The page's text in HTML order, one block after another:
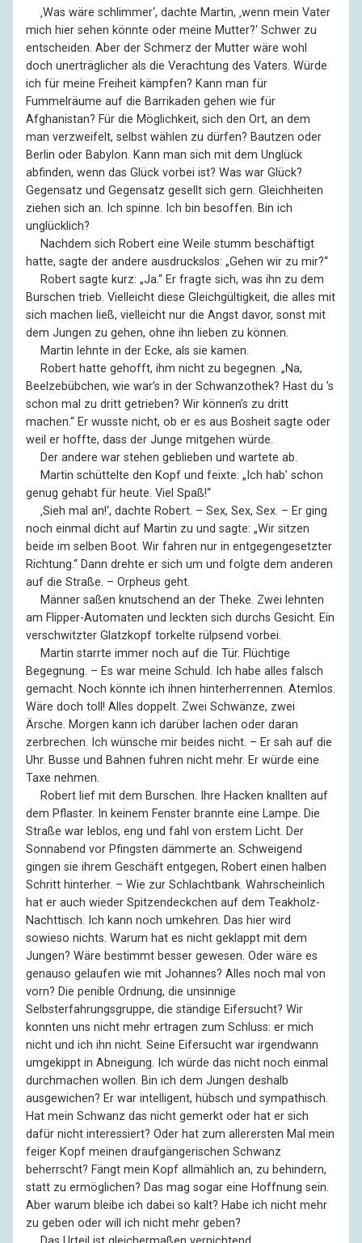
‚Was wäre schlimmer‘, dachte Martin, ‚wenn mein Vater
mich hier sehen könnte oder meine Mutter?‘ Schwer zu
entscheiden. Aber der Schmerz der Mutter wäre wohl
doch unerträglicher als die Verachtung des Vaters. Würde
ich für meine Freiheit kämpfen? Kann man für
Fummelräume auf die Barrikaden gehen wie für
Afghanistan? Für die Möglichkeit, sich den Ort, an dem
man verzweifelt, selbst wählen zu dürfen? Bautzen oder
Berlin oder Babylon. Kann man sich mit dem Unglück
abfinden, wenn das Glück vorbei ist? Was war Glück?
Gegensatz und Gegensatz gesellt sich gern. Gleichheiten
ziehen sich an. Ich spinne. Ich bin besoffen. Bin ich
unglücklich?
Nachdem sich Robert eine Weile stumm beschäftigt
hatte, sagte der andere ausdruckslos: „Gehen wir zu mir?“
Robert sagte kurz: „Ja.“ Er fragte sich, was ihn zu dem
Burschen trieb. Vielleicht diese Gleichgültigkeit, die alles mit
sich machen ließ, vielleicht nur die Angst davor, sonst mit
dem Jungen zu gehen, ohne ihn lieben zu können.
Martin lehnte in der Ecke, als sie kamen.
Robert hatte gehofft, ihm nicht zu begegnen. „Na,
Beelzebübchen, wie war’s in der Schwanzothek? Hast du ’s
schon mal zu dritt getrieben? Wir können’s zu dritt
machen.“ Er wusste nicht, ob er es aus Bosheit sagte oder
weil er hoffte, dass der Junge mitgehen würde.
Der andere war stehen geblieben und wartete ab.
Martin schüttelte den Kopf und feixte: „Ich hab’ schon
genug gehabt für heute. Viel Spaß!“
‚Sieh mal an!‘, dachte Robert. – Sex, Sex, Sex. – Er ging
noch einmal dicht auf Martin zu und sagte: „Wir sitzen
beide im selben Boot. Wir fahren nur in entgegengesetzter
Richtung.“ Dann drehte er sich um und folgte dem anderen
auf die Straße. – Orpheus geht.
Männer saßen knutschend an der Theke. Zwei lehnten
am Flipper-Automaten und leckten sich durchs Gesicht. Ein
verschwitzter Glatzkopf torkelte rülpsend vorbei.
Martin starrte immer noch auf die Tür. Flüchtige
Begegnung. – Es war meine Schuld. Ich habe alles falsch
gemacht. Noch könnte ich ihnen hinterherrennen. Atemlos.
Wäre doch toll! Alles doppelt. Zwei Schwänze, zwei
Ärsche. Morgen kann ich darüber lachen oder daran
zerbrechen. Ich wünsche mir beides nicht. – Er sah auf die
Uhr. Busse und Bahnen fuhren nicht mehr. Er würde eine
Taxe nehmen.
Robert lief mit dem Burschen. Ihre Hacken knallten auf
dem Pflaster. In keinem Fenster brannte eine Lampe. Die
Straße war leblos, eng und fahl von erstem Licht. Der
Sonnabend vor Pfingsten dämmerte an. Schweigend
gingen sie ihrem Geschäft entgegen, Robert einen halben
Schritt hinterher. – Wie zur Schlachtbank. Wahrscheinlich
hat er auch wieder Spitzendeckchen auf dem Teakholz-
Nachttisch. Ich kann noch umkehren. Das hier wird
sowieso nichts. Warum hat es nicht geklappt mit dem
Jungen? Wäre bestimmt besser gewesen. Oder wäre es
genauso gelaufen wie mit Johannes? Alles noch mal von
vorn? Die penible Ordnung, die unsinnige
Selbsterfahrungsgruppe, die ständige Eifersucht? Wir
konnten uns nicht mehr ertragen zum Schluss: er mich
nicht und ich ihn nicht. Seine Eifersucht war irgendwann
umgekippt in Abneigung. Ich würde das nicht noch einmal
durchmachen wollen. Bin ich dem Jungen deshalb
ausgewichen? Er war intelligent, hübsch und sympathisch.
Hat mein Schwanz das nicht gemerkt oder hat er sich
dafür nicht interessiert? Oder hat zum allerersten Mal mein
feiger Kopf meinen draufgängerischen Schwanz
beherrscht? Fängt mein Kopf allmählich an, zu behindern,
statt zu ermöglichen? Das mag sogar eine Hoffnung sein.
Aber warum bleibe ich dabei so kalt? Habe ich nicht mehr
zu geben oder will ich nicht mehr geben?